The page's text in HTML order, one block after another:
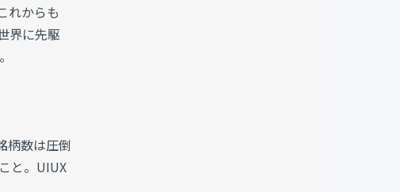
れからも
界に先駆
柄数は圧倒
と。UIUX